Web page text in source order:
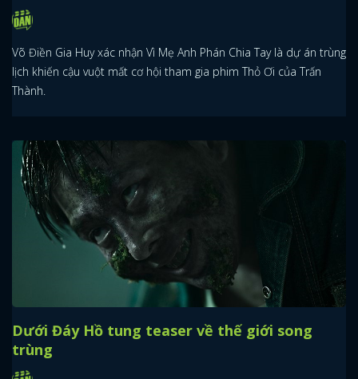
Võ Điền Gia Huy xác nhận Vì Mẹ Anh Phán Chia Tay là dự án trùng
lịch khiến cậu vuột mất cơ hội tham gia phim Thỏ Ơi của Trấn
Thành.
Dưới Đáy Hồ tung teaser về thế giới song
trùng